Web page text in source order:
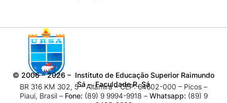
© 2006 – 2026 – Instituto de Educação Superior Raimundo
Sá – Faculdade R. Sá
BR 316 KM 302, 5 – Altamira – CEP: 64602-000 – Picos –
Piauí, Brasil – Fone: (89) 9 9994-9918​ – Whatsapp: (89) 9